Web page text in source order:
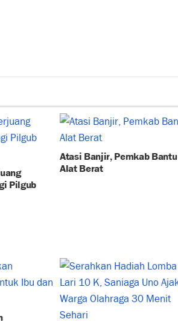
Pilgub
Atasi Banjir, Pemkab Bantu
Alat Berat